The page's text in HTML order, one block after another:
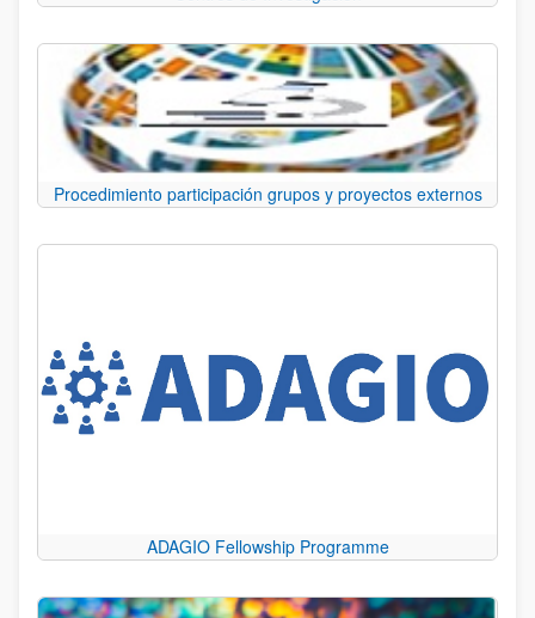
Procedimiento participación grupos y proyectos externos
ADAGIO Fellowship Programme